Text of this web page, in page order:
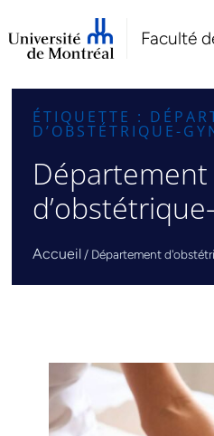
Faculté
ÉTIQUETTE :
D’OBSTÉTRIQUE-
Département
Accueil / Département